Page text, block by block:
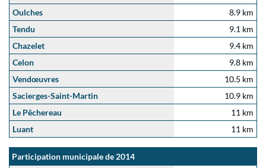
Oulches
8.9 km
Tendu
9.1 km
Chazelet
9.4 km
Celon
9.8 km
Vendœuvres
10.5 km
Sacierges-Saint-Martin
10.9 km
Le Pêchereau
11 km
Luant
11 km
Participation municipale de 2014